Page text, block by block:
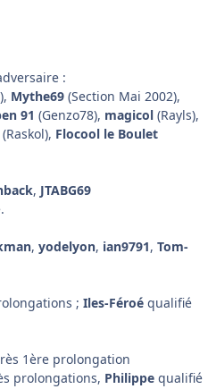
:
Mythe69 (Section Mai 2002),
91 (Genzo78), magicol (Rayls),
(Raskol), Flocool le Boulet
, JTABG69
, yodelyon, ian9791, Tom-
; Iles-Féroé qualifié
1ère prolongation
prolongations, Philippe qualifié